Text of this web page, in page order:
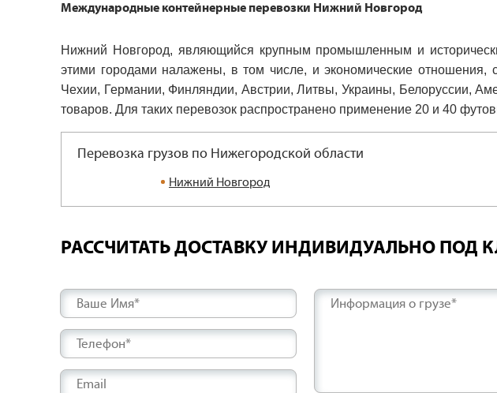
Международные контейнерные перевозки Нижний Новгород
Нижний Новгород, являющийся крупным промышленным и
этими городами налажены, в том числе, и экономические отношения,
Чехии, Германии, Финляндии, Австрии, Литвы, Украины, Белоруссии,
товаров. Для таких перевозок распространено применение 20 и 40
Перевозка грузов по Нижегородской области
Нижний Новгород
РАССЧИТАТЬ ДОСТАВКУ ИНДИВИДУАЛЬНО ПОД
Ваше Имя*
Телефон*
Email
Информация о грузе*